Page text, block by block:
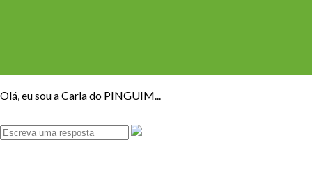
Olá, eu sou a Carla do PINGUIM...